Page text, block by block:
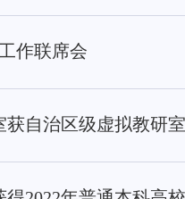
作联席会
获自治区级虚拟教研